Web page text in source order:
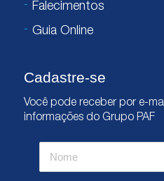
Falecimentos
Guia Online
Cadastre-se
Você pode receber por e-
informações do Grupo PAF